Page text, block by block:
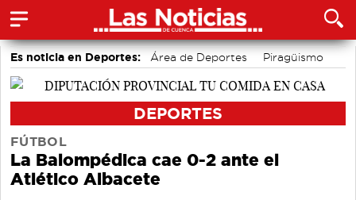
Es noticia en Deportes: Área de Deportes
Piragüismo
Fútbol
Bádminton
DEPORTES
FÚTBOL
La Balompédica cae 0-2 ante el
Atlético Albacete